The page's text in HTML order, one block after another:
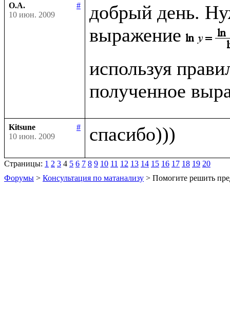
О.А.
#
10 июн. 2009
добрый день.
выражение
используя
полученное
Kitsune
#
10 июн. 2009
Страницы: 1 2 3 4 5 6 7 8 9 10 11 12 13 14 15 16 17 18 19 20
Форумы > Консультация по матанализу > Помогите решить